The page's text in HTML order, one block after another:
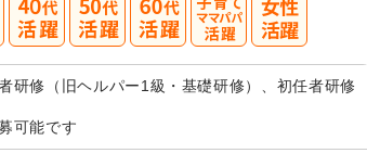
研修（旧ヘルパー1級・基礎研修）、初任者研修
可能です